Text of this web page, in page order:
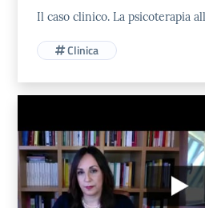
Il caso clinico. La psicoterapia
Clinica